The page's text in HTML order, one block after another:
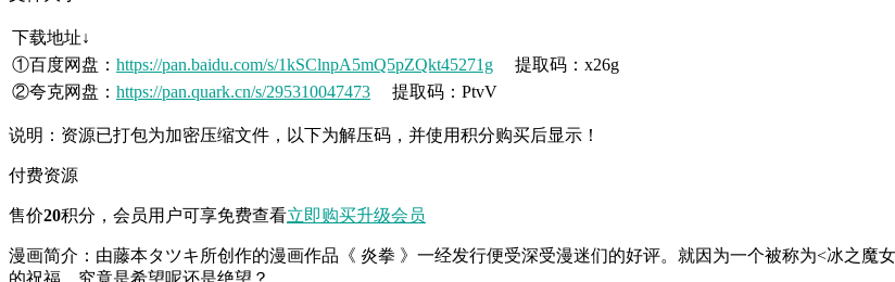
下载地址↓
①百度网盘： https://pan.baidu.com/s/1kSClnpA5mQ5pZQkt45271g 提取码：x26g
②夸克网盘： https://pan.quark.cn/s/295310047473 提取码：PtvV
说明：资源已打包为加密压缩文件，以下为解压码，并使用积分购买后显示！
付费资源
售价20积分 ，会员用户可享免费查看立即购买升级会员
漫画简介：由藤本タツキ所创作的漫画作品《 炎拳 》一经发行便受深受漫迷们的好评。就因为一个被称为<冰之魔
的祝福，究竟是希望呢还是绝望？